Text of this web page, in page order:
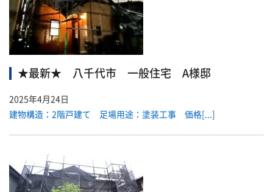
★最新★ 八千代市 一般住宅 A様邸
2025年4月24日
建物構造：2階戸建て 足場用途：塗装工事 価格[...]